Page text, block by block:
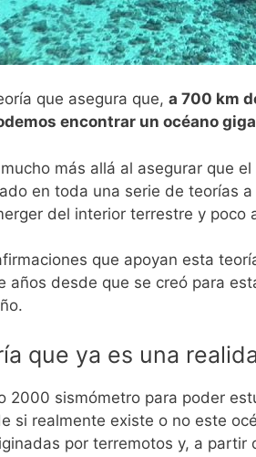
que asegura que, a 700 km
encontrar un océano
más allá al asegurar que
en toda una serie de teorías
del interior terrestre y poco
que apoyan esta
años desde que se creó para
que ya es una
2000 sismómetro para poder
si realmente existe o no este
por terremotos y, a partir